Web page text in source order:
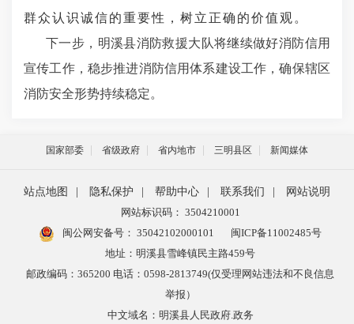
群众认识诚信的重要性，树立正确的价值观 。
下一步， 明溪县消防救援大队将继续做好消防信用
宣传工作，稳步推进消防信用体系建设工作，确保辖区
消防安全形势持续稳定。
国家部委 省级政府 省内地市 三明县区 新闻媒体
站点地图 | 隐私保护 | 帮助中心 | 联系我们 |
网站说明
网站标识码： 3504210001
闽公网安备号： 35042102000101
闽ICP备11002485号
地址：明溪县雪峰镇民主路459号
邮政编码：365200 电话：0598-2813749(仅受理网站违法和不良信息
举报）
中文域名：明溪县人民政府.政务